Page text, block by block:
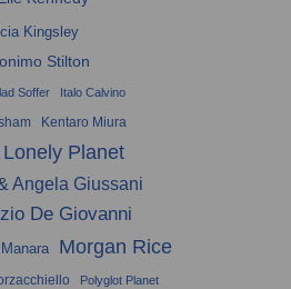
Kingsley
Stilton
Soffer Italo Calvino
Kentaro Miura
Lonely Planet
Angela Giussani
De Giovanni
Morgan Rice
Polyglot Planet